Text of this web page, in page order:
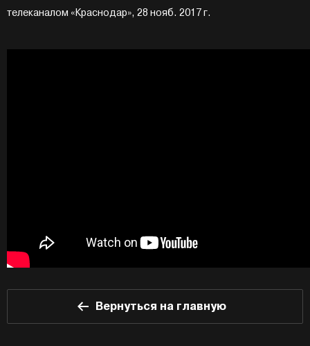
телеканалом «Краснодар», 28 нояб. 2017 г.
Вернуться на главную